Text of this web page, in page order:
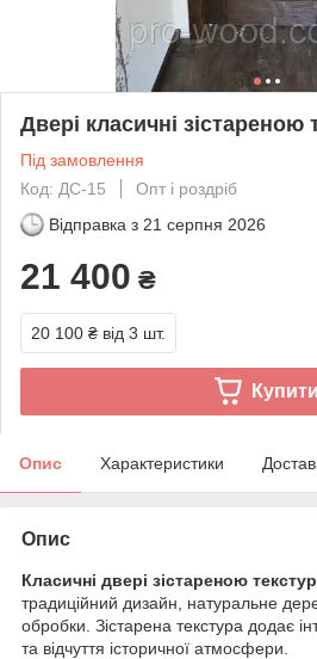
Двері класичні зістареною
Під замовлення
Код: ДС-15
Опт і роздріб
Відправка з 21 серпня 2026
21 400 ₴
20 100 ₴ від 3 шт.
Купити
Опис Характеристики
Опис
Класичні двері зістареною
традиційний дизайн, натуральне
обробки. Зістарена текстура додає
та відчуття історичної атмосфери.